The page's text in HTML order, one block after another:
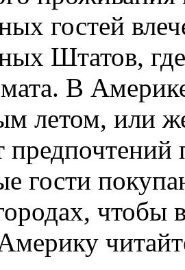
гостей
Штатов,
В
летом, или
гости
чтобы